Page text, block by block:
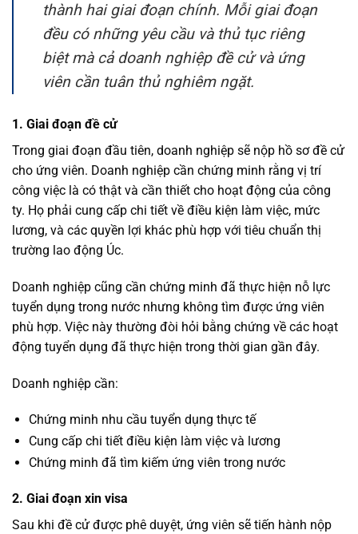
thành hai giai đoạn chính. Mỗi giai đoạn
đều có những yêu cầu và thủ tục riêng
biệt mà cả doanh nghiệp đề cử và ứng
viên cần tuân thủ nghiêm ngặt.
1. Giai đoạn đề cử
Trong giai đoạn đầu tiên, doanh nghiệp sẽ nộp hồ sơ đề cử
cho ứng viên. Doanh nghiệp cần chứng minh rằng vị trí
công việc là có thật và cần thiết cho hoạt động của công
ty. Họ phải cung cấp chi tiết về điều kiện làm việc, mức
lương, và các quyền lợi khác phù hợp với tiêu chuẩn thị
trường lao động Úc.
Doanh nghiệp cũng cần chứng minh đã thực hiện nỗ lực
tuyển dụng trong nước nhưng không tìm được ứng viên
phù hợp. Việc này thường đòi hỏi bằng chứng về các hoạt
động tuyển dụng đã thực hiện trong thời gian gần đây.
Doanh nghiệp cần:
Chứng minh nhu cầu tuyển dụng thực tế
Cung cấp chi tiết điều kiện làm việc và lương
Chứng minh đã tìm kiếm ứng viên trong nước
2. Giai đoạn xin visa
Sau khi đề cử được phê duyệt, ứng viên sẽ tiến hành nộp